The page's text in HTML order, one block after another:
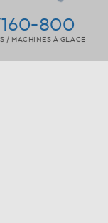
800
/ MACHINES À GLACE